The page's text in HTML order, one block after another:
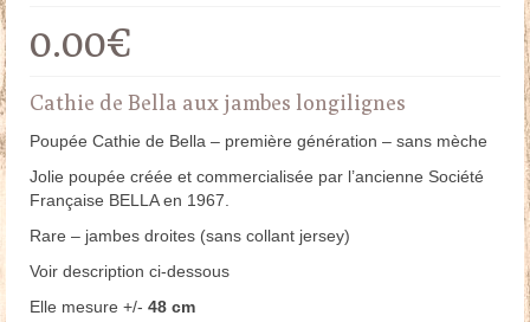
0.00€
Cathie de Bella aux jambes longilignes
Poupée Cathie de Bella – première génération – sans mèche
Jolie poupée créée et commercialisée par l’ancienne Société
Française BELLA en 1967.
Rare – jambes droites (sans collant jersey)
Voir description ci-dessous
Elle mesure +/- 48 cm